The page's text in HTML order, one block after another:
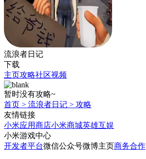
流浪者日记
下载
主页攻略社区视频
暂时没有攻略~
首页 > 流浪者日记 > 攻略
友情链接
小米应用商店小米商城英雄互娱
小米游戏中心
开发者平台微信公众号微博主页商务合作